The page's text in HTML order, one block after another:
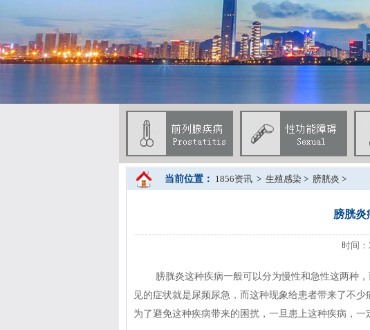
当前位置： 1856资讯 > 生殖感染 > 膀胱炎 >
膀胱炎
时间
膀胱炎这种疾病一般可以分为慢性和急性这两种
见的症状就是尿频尿急，而这种现象给患者带来了不
为了避免这种疾病带来的困扰，一旦患上这种疾病，